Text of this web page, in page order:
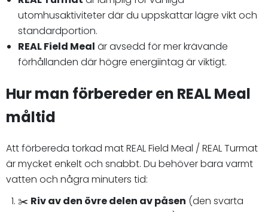
utomhusaktiviteter där du uppskattar lägre vikt och
standardportion.
REAL Field Meal är avsedd för mer krävande
förhållanden där högre energiintag är viktigt.
Hur man förbereder en REAL Meal
måltid
Att förbereda torkad mat REAL Field Meal / REAL Turmat
är mycket enkelt och snabbt. Du behöver bara varmt
vatten och några minuters tid:
✂️ Riv av den övre delen av påsen (den svarta